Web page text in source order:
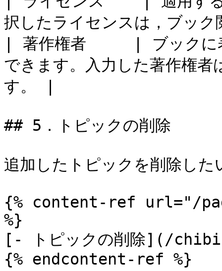
択したライセンスは，ブッ
| 著作権者     | ブックに表
できます。入力した著作権者
す。 |
## 5．トピックの削除
追加したトピックを削除し
{% content-ref url="/
%}
[- トピックの削除](/